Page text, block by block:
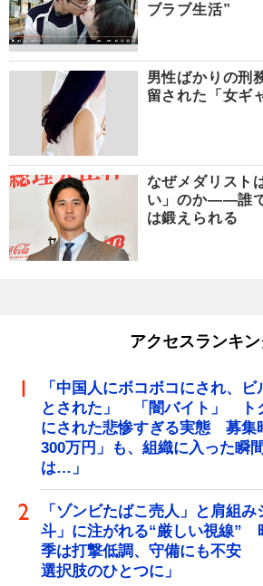
ブラブ生活”
男性ばかりの刑
留された「女ギ
なぜメダリスト
い」のか――誰
は鍛えられる
アクセスランキ
「中国人にボコボコにされ、
とされた」 「闇バイト」 ト
にされた悲惨すぎる実態 募集
300万円」も、組織に入った瞬
は…」
「ゾンビたばこ売人」と肩組
斗」に注がれる“厳しい視線”
季は打撃低調、守備にも不安
選択肢のひとつに」